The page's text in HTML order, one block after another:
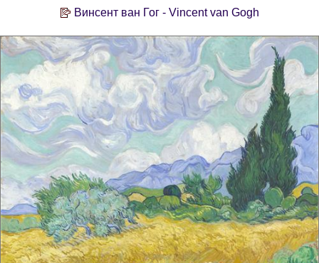
Винсент ван Гог - Vincent van Gogh